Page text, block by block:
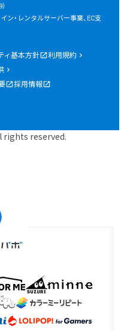
ン・レンタルサーバー事業、EC支
ィ基本方針
利用規約
採用情報
rights reserved.